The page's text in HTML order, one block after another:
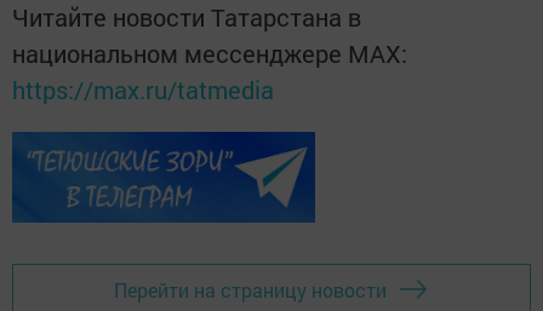
Читайте новости Татарстана в
национальном мессенджере MАХ:
https://max.ru/tatmedia
Перейти на страницу новости